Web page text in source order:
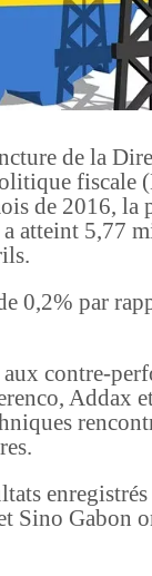
de la
fiscale
de 2016, la
atteint 5,77
0,2% par
contre-
Addax
Sino Gabon